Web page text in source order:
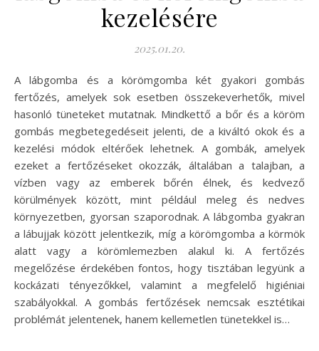
kezelésére
2025.01.20.
A lábgomba és a körömgomba két gyakori gombás
fertőzés, amelyek sok esetben összekeverhetők, mivel
hasonló tüneteket mutatnak. Mindkettő a bőr és a köröm
gombás megbetegedéseit jelenti, de a kiváltó okok és a
kezelési módok eltérőek lehetnek. A gombák, amelyek
ezeket a fertőzéseket okozzák, általában a talajban, a
vízben vagy az emberek bőrén élnek, és kedvező
körülmények között, mint például meleg és nedves
környezetben, gyorsan szaporodnak. A lábgomba gyakran
a lábujjak között jelentkezik, míg a körömgomba a körmök
alatt vagy a körömlemezben alakul ki. A fertőzés
megelőzése érdekében fontos, hogy tisztában legyünk a
kockázati tényezőkkel, valamint a megfelelő higiéniai
szabályokkal. A gombás fertőzések nemcsak esztétikai
problémát jelentenek, hanem kellemetlen tünetekkel is…